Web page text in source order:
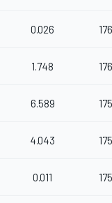
0.026
1.748
6.589
4.043
0.011